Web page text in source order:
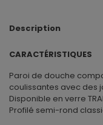
Description
CARACTÉRISTIQUES
Paroi de douche
coulissantes avec des
Disponible en verre
Profilé semi-rond